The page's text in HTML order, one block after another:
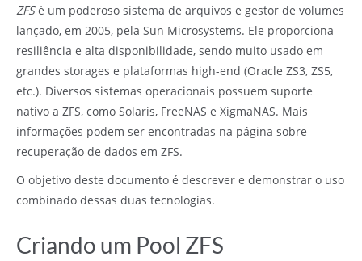
ZFSé um poderoso sistema de arquivos e gestor de volumes
lançado, em 2005, pela Sun Microsystems. Ele proporciona
resiliência e alta disponibilidade, sendo muito usado em
grandes storages e plataformas high-end (Oracle ZS3, ZS5,
etc.). Diversos sistemas operacionais possuem suporte
nativo a ZFS, como Solaris, FreeNAS e XigmaNAS. Mais
informações podem ser encontradas na página sobre
recuperação de dados em ZFS.
O objetivo deste documento é descrever e demonstrar o uso
combinado dessas duas tecnologias.
Criando um Pool ZFS